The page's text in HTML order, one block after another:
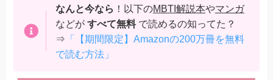
なんと今なら ！以下のMBTI解説本やマンガ
などが すべて無料で読めるの知ってた？
⇒ 「【期間限定】Amazonの200万冊を無料
で読む方法」